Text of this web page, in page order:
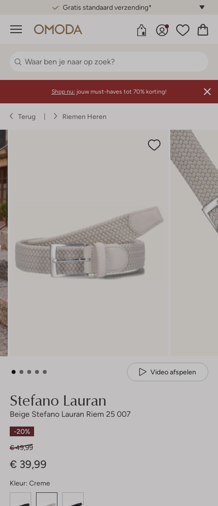
Gratis standaard verzending*
Menu
Shop nu: jouw must-haves tot 70% korting!
Terug Riemen Heren
Video afspelen
Stefano Lauran
Beige Stefano Lauran Riem 25 007
-20%
€ 49,99
€ 39,99
Kleur: Creme